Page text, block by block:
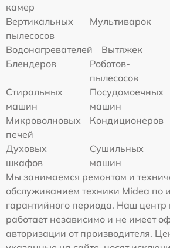
камер
Вертикальных
пылесосов
Мультиварок
Водонагревателей
Вытяжек
Блендеров
Роботов-
пылесосов
Стиральных
машин
Посудомоечных
машин
Микроволновых
печей
Кондиционеров
Духовых
шкафов
Сушильных
машин
Мы занимаемся ремонтом и
обслуживанием техники Midea по
гарантийного периода. Наш центр
работает независимо и не имеет
авторизации от производителя.